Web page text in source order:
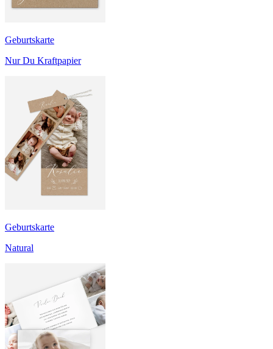
Geburtskarte
Nur Du Kraftpapier
Geburtskarte
Natural